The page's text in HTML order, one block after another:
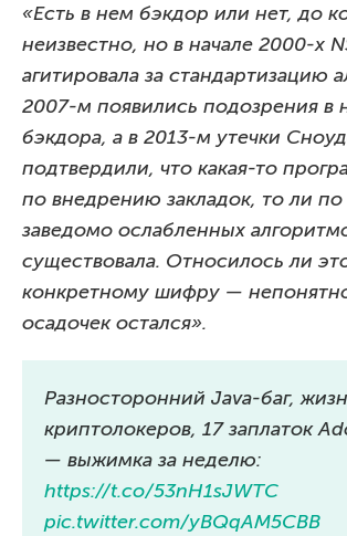
«Есть в нем бэкдор или нет, до
неизвестно, но в начале 2000-х
агитировала за стандартизацию
2007-м появились подозрения в
бэкдора, а в 2013-м утечки
подтвердили, что какая-то
по внедрению закладок, то ли
заведомо ослабленных
существовала. Относилось ли
конкретному шифру —
осадочек остался».
Разносторонний Java-баг,
криптолокеров, 17 заплаток
— выжимка за неделю:
https://t.co/53nH1sJWTC
pic.twitter.com/yBQqAM5CBB